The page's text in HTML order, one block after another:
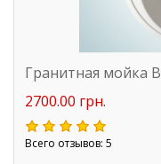
Гранитная мойка
2700.00 грн.
Всего отзывов: 5